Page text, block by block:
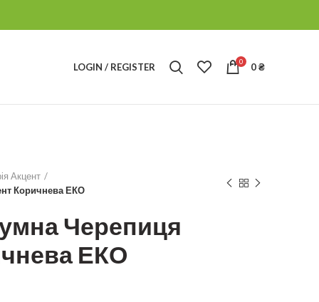
LOGIN / REGISTER 0 0₴
Акцент
Коричнева ЕКО
Черепиця
ЕКО